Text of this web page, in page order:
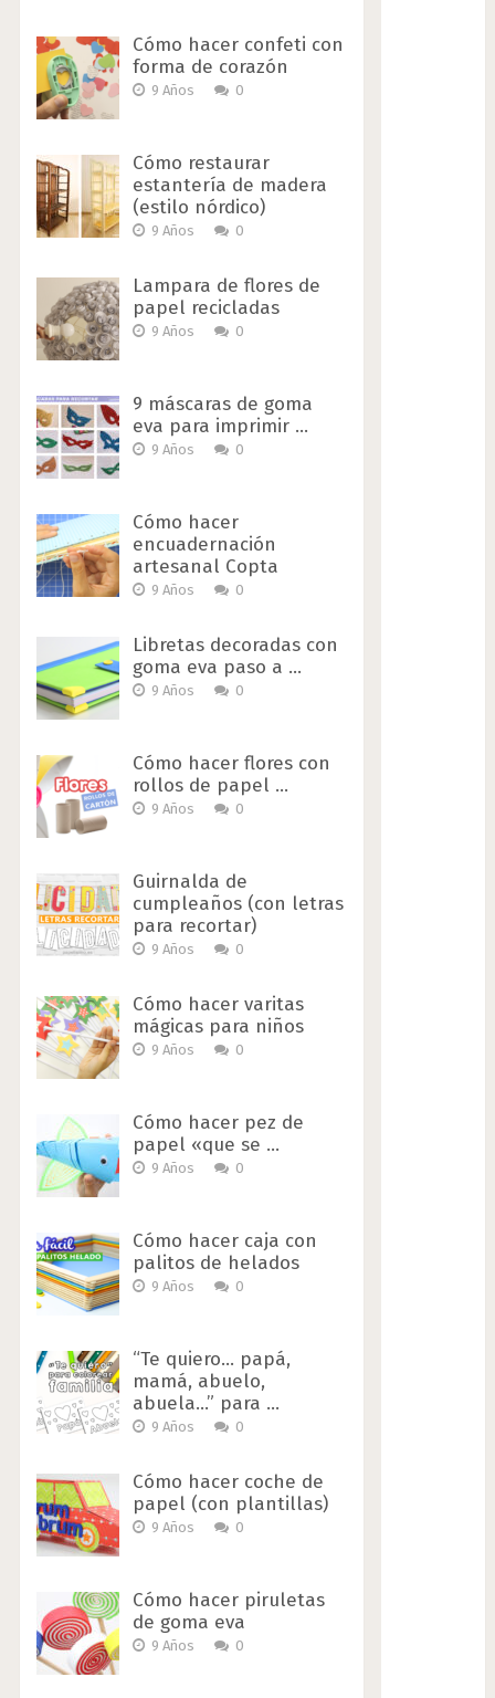
Cómo hacer confeti con
forma de corazón
9 Años 0
Cómo restaurar
estantería de madera
(estilo nórdico)
9 Años 0
Lampara de flores de
papel recicladas
9 Años 0
9 máscaras de goma
eva para imprimir …
9 Años 0
Cómo hacer
encuadernación
artesanal Copta
9 Años 0
Libretas decoradas con
goma eva paso a …
9 Años 0
Cómo hacer flores con
rollos de papel …
9 Años 0
Guirnalda de
cumpleaños (con letras
para recortar)
9 Años 0
Cómo hacer varitas
mágicas para niños
9 Años 0
Cómo hacer pez de
papel «que se …
9 Años 0
Cómo hacer caja con
palitos de helados
9 Años 0
“Te quiero… papá,
mamá, abuelo,
abuela…” para …
9 Años 0
Cómo hacer coche de
papel (con plantillas)
9 Años 0
Cómo hacer piruletas
de goma eva
9 Años 0